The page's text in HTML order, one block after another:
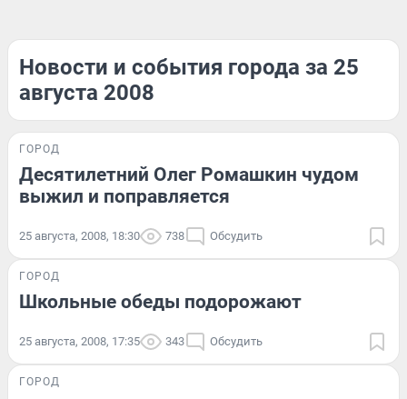
Новости и события города за 25
августа 2008
ГОРОД
Десятилетний Олег Ромашкин чудом
выжил и поправляется
25 августа, 2008, 18:30 738 Обсудить
ГОРОД
Школьные обеды подорожают
25 августа, 2008, 17:35 343 Обсудить
ГОРОД